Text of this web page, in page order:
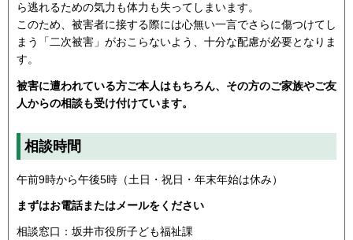
ら逃れるための気力も体力も失ってしまいます。
このため、被害者に接する際には心無い一言でさらに傷つけてし
まう「二次被害」がおこらないよう、十分な配慮が必要となりま
す。
被害に遭われている方ご本人はもちろん、その方のご家族やご友
人からの相談も受け付けています。
相談時間
午前9時から午後5時（土日・祝日・年末年始は休み）
まずはお電話またはメールをください
相談窓口：坂井市役所子ども福祉課